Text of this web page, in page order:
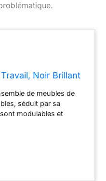
Noir Brillant
de meubles de
séduit par sa
modulables et
selon la
tiroirs métalliques
la technologie Soft-
par des charnières